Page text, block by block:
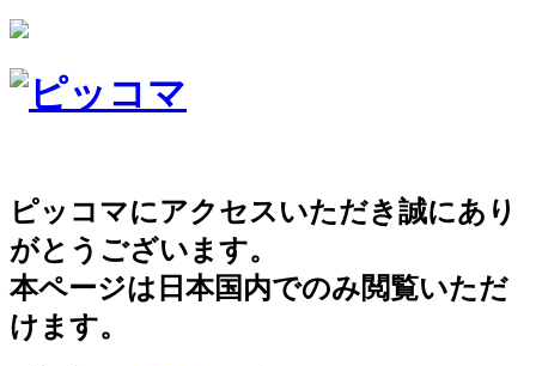
ピッコマにアクセスいただき誠にあり
がとうございます。
本ページは日本国内でのみ閲覧いただ
けます。